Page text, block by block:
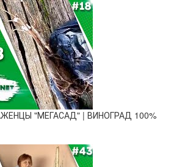
"МЕГАСАД" | ВИНОГРАД 100%